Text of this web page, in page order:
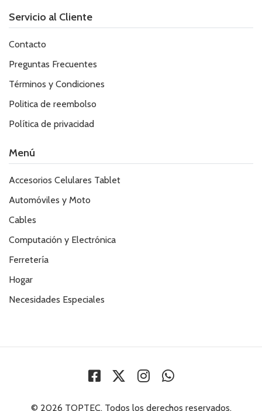
Servicio al Cliente
Contacto
Preguntas Frecuentes
Términos y Condiciones
Politica de reembolso
Política de privacidad
Menú
Accesorios Celulares Tablet
Automóviles y Moto
Cables
Computación y Electrónica
Ferretería
Hogar
Necesidades Especiales
© 2026 TOPTEC. Todos los derechos reservados.